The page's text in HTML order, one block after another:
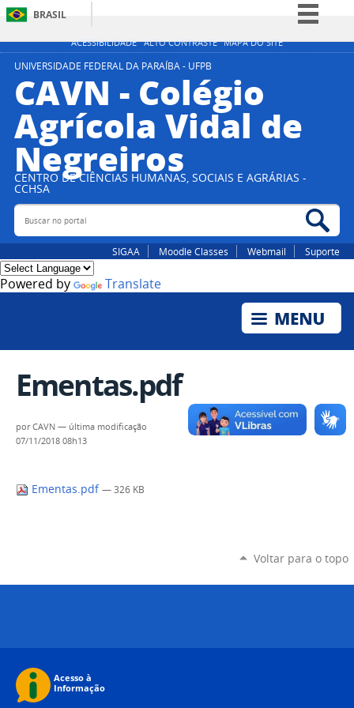
ACESSIBILIDADE ALTO CONTRASTE MAPA DO SITE
BRASIL
Simplifique!
Participe
Acesso à informação
Legislação
UNIVERSIDADE FEDERAL DA PARAÍBA - UFPB
CAVN - Colégio
Agrícola Vidal de
Negreiros
CENTRO DE CIÊNCIAS HUMANAS, SOCIAIS E AGRÁRIAS -
CCHSA
Buscar no portal
SIGAA Moodle Classes Webmail Suporte
Powered by Translate
Ementas.pdf
porCAVN — última modificação
07/11/2018 08h13
Ementas.pdf — 326 KB
Voltar para o topo